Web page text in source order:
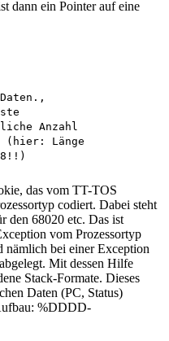
dann ein Pointer auf eine
Anzahl
(hier: Länge
das vom TT-TOS
codiert. Dabei steht
den 68020 etc. Das ist
vom Prozessortyp
bei einer Exception
Mit dessen Hilfe
Stack-Formate. Dieses
Daten (PC, Status)
%DDDD-